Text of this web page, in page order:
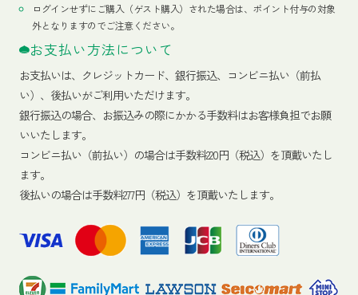
ログインせずにご購入（ゲスト購入）された場合は、ポイント付与の対象
外となりますのでご注意ください。
お支払い方法について
お支払いは、クレジットカード、銀行振込、コンビニ払い（前払
い）、後払いがご利用いただけます。
銀行振込の場合、お振込みの際にかかる手数料はお客様負担でお願
いいたします。
コンビニ払い（前払い）の場合は手数料220円（税込）を頂戴いたし
ます。
後払いの場合は手数料277円（税込）を頂戴いたします。